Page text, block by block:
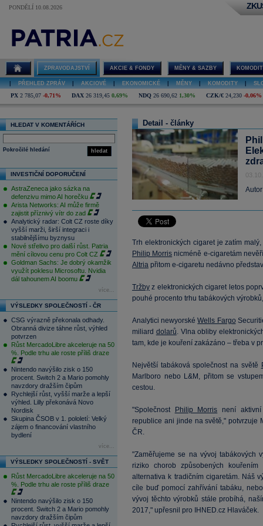
PONDĚLÍ 10.08.2026
ZPRAVODAJSTVÍ AKCIE & FONDY MĚNY & SAZBY
PŘEHLED ZPRÁV AKCIOVÉ EKONOMICKÉ MĚNY KOMODITY
PX 2 785,07 -0,71% DAX 26 319,45 0,69% NDQ 26 690,62 1,30% CZK/€ 24,230 -0,06%
HLEDAT V KOMENTÁŘÍCH
hledat
Pokročilé hledání
INVESTIČNÍ DOPORUČENÍ
AstraZeneca jako sázka na
defenzivu mimo AI horečku
Arista Networks: AI může firmě
zajistit příznivý vítr do zad
Analytický radar: Colt CZ roste díky
vyšší marži, širší integraci i
stabilnějšímu byznysu
Nové střelivo pro další růst. Patria
mění cílovou cenu pro Colt CZ
Goldman Sachs: Je dobrý okamžik
využít poklesu Microsoftu. Nvidia
dál tahounem AI boomu
více...
VÝSLEDKY SPOLEČNOSTÍ - ČR
CSG výrazně překonala odhady.
Obranná divize táhne růst, výhled
potvrzen
Růst MercadoLibre akceleruje na 50
%. Podle trhu ale roste příliš draze
Nintendo navýšilo zisk o 150
procent. Switch 2 a Mario pomohly
navzdory dražším čipům
Rychlejší růst, vyšší marže a lepší
výhled. Lilly překonává Novo
Nordisk
Skupina ČSOB v 1. pololetí: Velký
zájem o financování vlastního
bydlení
více...
VÝSLEDKY SPOLEČNOSTÍ - SVĚT
Růst MercadoLibre akceleruje na 50
%. Podle trhu ale roste příliš draze
Nintendo navýšilo zisk o 150
procent. Switch 2 a Mario pomohly
navzdory dražším čipům
Detail - články
Trh elektronických cigaret je zatím
Philip Morris nicméně e-cigaretám
Altria přitom e-cigaretu nedávno
Tržby z elektronických cigaret letos
pouhé procento trhu tabákových
Analytici newyorskéWells Fargo
miliard dolarů. Vlna obliby
tam, kde je kouření zakázáno – třeba v
Největší tabáková společnost na světě
Marlboro nebo L&M, přitom se
cestou.
"Společnost Philip Morris není
republice ani jinde na světě," potvrzuje
ČR.
"Zaměřujeme se na vývoj tabákových
riziko chorob způsobených
alternativa k tradičním cigaretám. Náš
cíle buď pomocí zahřívání tabáku,
vývoj těchto výrobků stále probíhá,
2017," upřesnil pro IHNED.cz Hlaváček.